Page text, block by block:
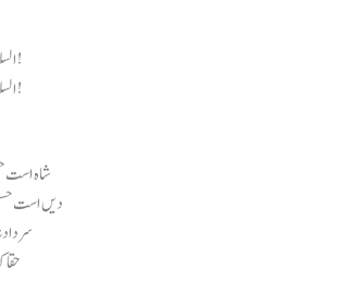
السلام السلام السلام، یا حسین!
السلام السلام السلام، یا حسین!
شاہ است
دیں است
سر